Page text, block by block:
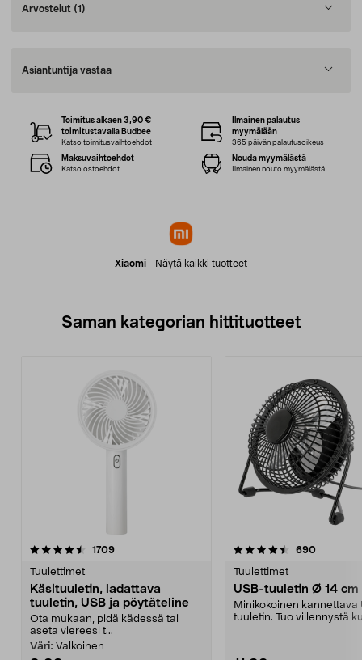
Arvostelut (1)
Asiantuntija vastaa
Xiaomi - Näytä kaikki tuotteet
Toimitus alkaen 3,90 €
toimitustavalla Budbee
Katso toimitusvaihtoehdot
Ilmainen palautus
myymälään
365 päivän palautusoikeus
Maksuvaihtoehdot
Katso ostoehdot
Nouda myymälästä
Ilmainen nouto myymälästä
Saman kategorian hittituotteet
1709arvostelut
Tuulettimet
Käsituuletin, ladattava
tuuletin, USB ja pöytäteline
Ota mukaan, pidä kädessä tai
aseta viereesi t...
Väri: Valkoinen
4.5 viidestä
690arvostelut
Tuulettimet
USB-tuuletin Ø 14 cm
Minikokoinen kannettava
tuuletin. Tuo viilennystä
4.5 viidestä